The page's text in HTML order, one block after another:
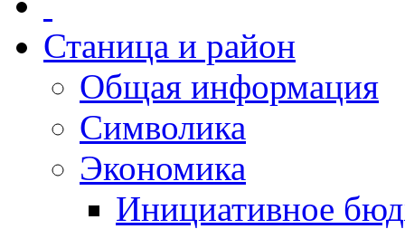
Станица и район
Общая информация
Символика
Экономика
Инициативное